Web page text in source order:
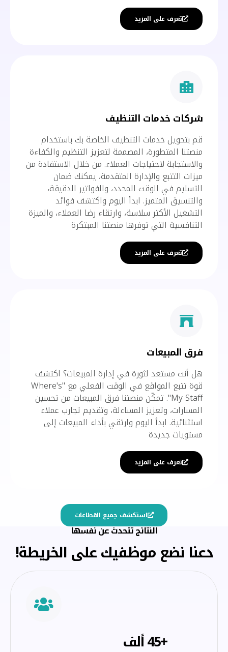
تعرف على المزيد
شركات خدمات التنظيف
قم بتحويل خدمات التنظيف الخاصة بك باستخدام
منصتنا المتطورة، المصممة لتعزيز التنظيم والكفاءة
والاستجابة لاحتياجات العملاء. من خلال الاستفادة من
ميزات التتبع والإدارة المتقدمة، يمكنك ضمان
التسليم في الوقت المحدد، والفواتير الدقيقة،
والتنسيق المتميز. ابدأ اليوم واكتشف فوائد
التشغيل الأكثر سلاسة، وارتقاء رضا العملاء، والميزة
التنافسية التي توفرها منصتنا المبتكرة
تعرف على المزيد
فرق المبيعات
هل أنت مستعد لثورة في إدارة المبيعات؟ اكتشف
قوة تتبع المواقع في الوقت الفعلي مع "Where's
My Staff". تمكّن منصتنا فرق المبيعات من تحسين
المسارات، وتعزيز المساءلة، وتقديم تجارب عملاء
استثنائية. ابدأ اليوم وارتقي بأداء المبيعات إلى
مستويات جديدة
تعرف على المزيد
استكشف جميع القطاعات
النتائج تتحدث عن نفسها
دعنا نضع موظفيك على الخريطة!
+45 ألف